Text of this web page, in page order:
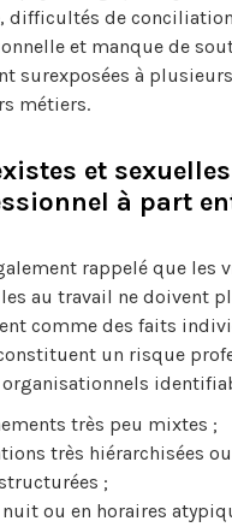
difficultés de
et manque de
surexposées à
métiers.
et
à part
rappelé que les
au travail ne doivent
comme des faits
un risque
organisationnels
très peu mixtes ;
très hiérarchisées
;
ou en horaires